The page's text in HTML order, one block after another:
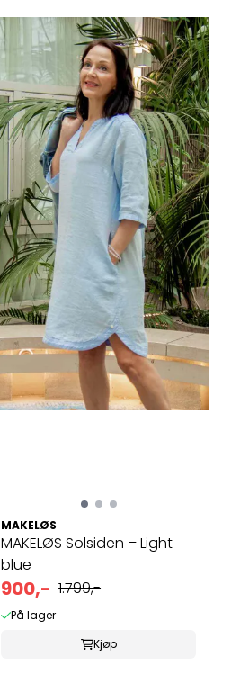
MAKELØS
MAKELØS Solsiden – Light
blue
900,- 1.799,-
På lager
Kjøp